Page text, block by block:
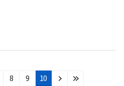
8 9 10
다
마